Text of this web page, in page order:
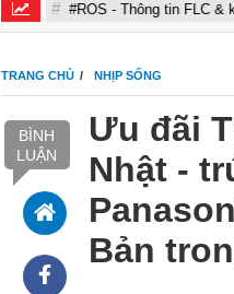
#ROS - Thông tin FLC & khuyến
TRANG CHỦ NHỊP SỐNG
BÌNH
LUẬN
Ưu đãi
Nhật -
Bản